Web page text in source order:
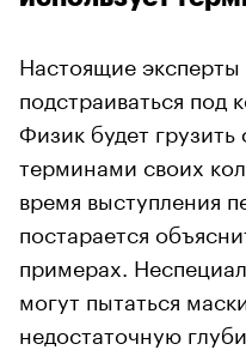
Настоящие
подстраиваться под
Физик будет
терминами своих
время выступления
постарается
примерах.
могут пытаться
недостаточную